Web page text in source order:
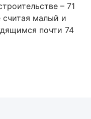
– 71
считая малый и
почти 74